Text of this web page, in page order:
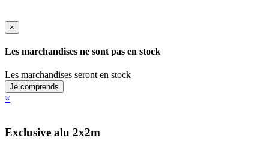
×
Les marchandises ne sont pas en stock
Les marchandises seront en stock
Je comprends
×
Exclusive alu 2x2m